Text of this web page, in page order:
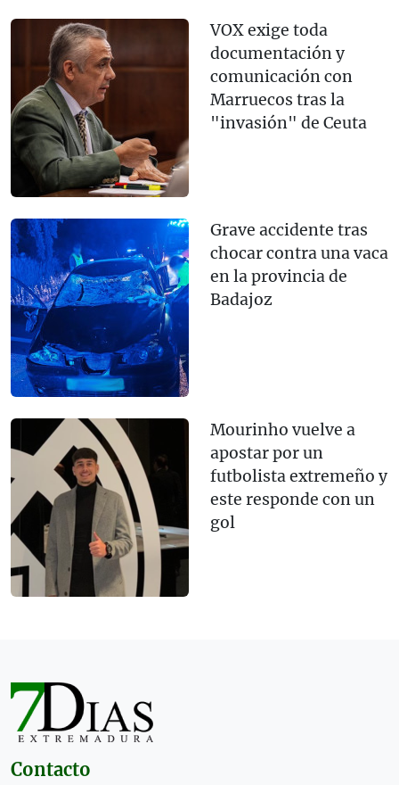
VOX exige toda
documentación y
comunicación con
Marruecos tras la
"invasión" de Ceuta
Grave accidente tras
chocar contra una vaca
en la provincia de
Badajoz
Mourinho vuelve a
apostar por un
futbolista extremeño y
este responde con un
gol
Contacto